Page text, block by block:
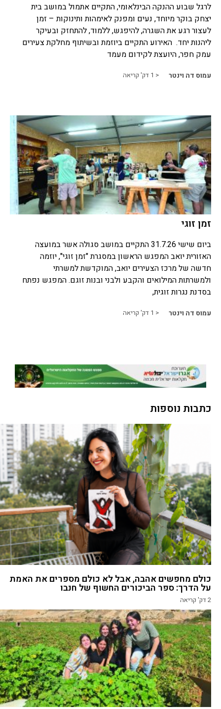
לרגל שבוע ההנקה הבינלאומי, התקיים אתמול במושב בית
יצחק בוקר מיוחד, נעים ומפנק לאימהות ותינוקות – זמן
לעצור רגע את השגרה, להיפגש, ללמוד, להתחזק ובעיקר
ליהנות יחד. האירוע התקיים ביוזמת ובשיתוף מחלקת צעירים
עמק חפר, היועצת לקידום מעמד
עמוס דה וינטר < 1 דק' קריאה
זמן זוגי
ביום שישי 31.7.26 התקיים במושב סגולה אשר במועצה
האזורית יואב המפגש הראשון במסגרת "זמן זוגי", יוזמה
חדשה של מרכז הצעירים יואב, המוקדשת למשרתי
ולמשרתות המילואים והקבע ולבני ובנות זוגם. המפגש נפתח
בסדנת נגרות זוגית,
עמוס דה וינטר < 1 דק' קריאה
כתבות נוספות
כולם מחפשים אהבה, אבל לא כולם מספרים את האמת
על הדרך: ספר הביכורים החשוף של חנבו
2דק' קריאה